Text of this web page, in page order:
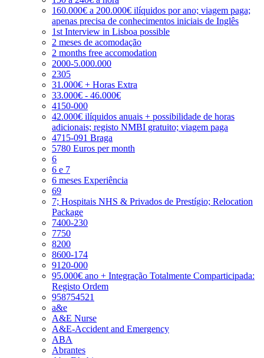
160.000€ a 200.000€ ilíquidos por ano; viagem paga;
apenas precisa de conhecimentos iniciais de Inglês
1st Interview in Lisboa possible
2 meses de acomodação
2 months free accomodation
2000-5.000.000
2305
31.000€ + Horas Extra
33.000€ - 46.000€
4150-000
42.000€ ilíquidos anuais + possibilidade de horas
adicionais; registo NMBI gratuito; viagem paga
4715-091 Braga
5780 Euros per month
6
6 e 7
6 meses Experiência
69
7; Hospitais NHS & Privados de Prestígio; Relocation
Package
7400-230
7750
8200
8600-174
9120-000
95.000€ ano + Integração Totalmente Comparticipada:
Registo Ordem
958754521
a&e
A&E Nurse
A&E-Accident and Emergency
ABA
Abrantes